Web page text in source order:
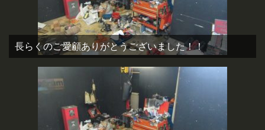
長らくのご愛顧ありがとうございました！！